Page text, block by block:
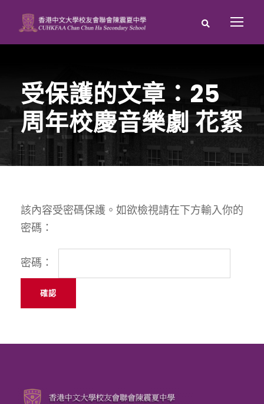
受保護的文章：25
周年校慶音樂劇 花絮
該內容受密碼保護。如欲檢視請在下方輸入你的
密碼：
密碼：